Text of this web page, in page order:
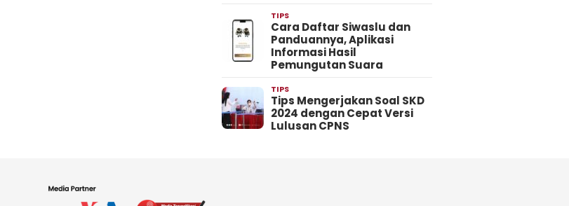
TIPS
Cara Daftar Siwaslu dan
Panduannya, Aplikasi
Informasi Hasil
Pemungutan Suara
TIPS
Tips Mengerjakan Soal SKD
2024 dengan Cepat Versi
Lulusan CPNS